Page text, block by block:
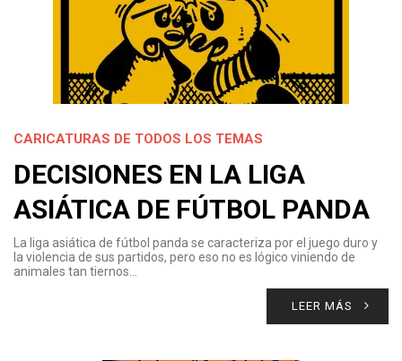
CARICATURAS DE TODOS LOS TEMAS
DECISIONES EN LA LIGA
ASIÁTICA DE FÚTBOL PANDA
La liga asiática de fútbol panda se caracteriza por el juego duro y
la violencia de sus partidos, pero eso no es lógico viniendo de
animales tan tiernos…
LEER MÁS